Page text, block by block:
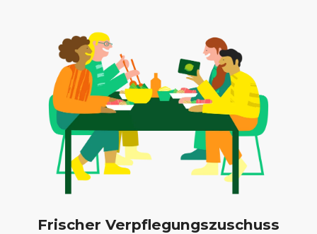
Frischer Verpflegungszuschuss